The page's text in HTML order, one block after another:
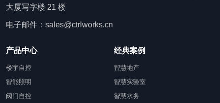
大厦写字楼 21 楼
电子邮件：sales@ctrlworks.cn
产品中心
楼宇自控
智能照明
阀门自控
经典案例
智慧地产
智慧实验室
智慧水务